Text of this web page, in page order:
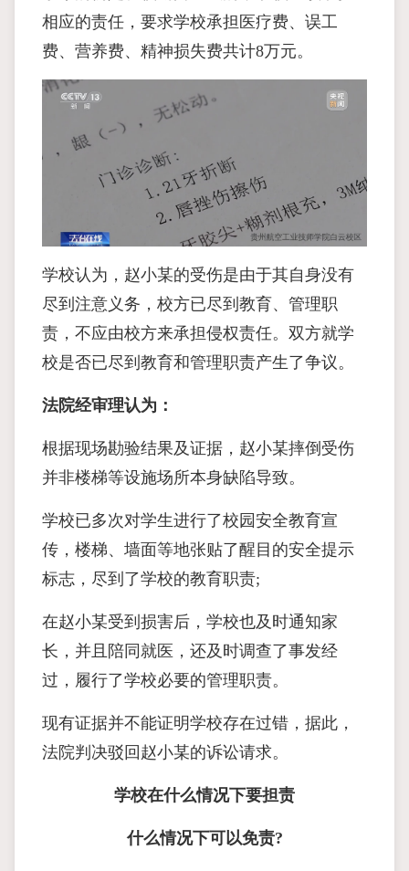
相应的责任，要求学校承担医疗费、误工
费、营养费、精神损失费共计8万元。
学校认为，赵小某的受伤是由于其自身没有
尽到注意义务，校方已尽到教育、管理职
责，不应由校方来承担侵权责任。双方就学
校是否已尽到教育和管理职责产生了争议。
法院经审理认为：
根据现场勘验结果及证据，赵小某摔倒受伤
并非楼梯等设施场所本身缺陷导致。
学校已多次对学生进行了校园安全教育宣
传，楼梯、墙面等地张贴了醒目的安全提示
标志，尽到了学校的教育职责;
在赵小某受到损害后，学校也及时通知家
长，并且陪同就医，还及时调查了事发经
过，履行了学校必要的管理职责。
现有证据并不能证明学校存在过错，据此，
法院判决驳回赵小某的诉讼请求。
学校在什么情况下要担责
什么情况下可以免责?